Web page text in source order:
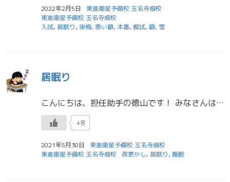
2022年2月5日
東進衛星予備校 玉名寺畑校
東進衛星予備校 玉名寺畑校
入試, 居眠り, 後悔, 悪い癖, 本番, 模試, 癖, 雪
居眠り
こんにちは、担任助手の徳山です！ みなさんは一昨日から総体、総文でしたね。お疲れ様でした！ 結果はいろいろだったと思いますが、自分のこれまでやってきたことを出し切れたならいいと思います。 ３年生はいよいよ受験勉強が本 […]
+8
2021年5月30日
東進衛星予備校 玉名寺畑校
東進衛星予備校 玉名寺畑校 夜更かし, 居眠り, 睡眠